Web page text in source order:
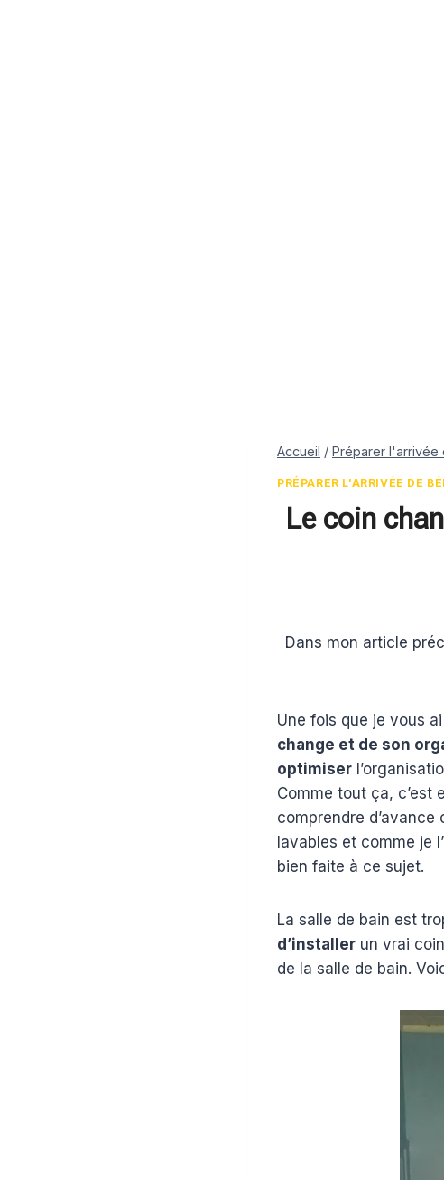
Accueil / Préparer l'arrivée
PRÉPARER L'ARRIVÉE DE
Le coin
Dans mon article
Une fois que je vous
change et de son
optimiser
Comme tout ça, c’est
comprendre d’avance
lavables et comme je
bien faite à ce sujet.
La salle de bain est
d’installer un vrai
de la salle de bain.